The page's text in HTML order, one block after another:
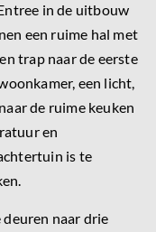
in de uitbouw
een ruime hal met
trap naar de eerste
een licht,
de ruime keuken
en
is te
naar drie